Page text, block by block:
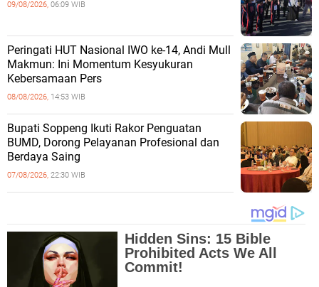
09/08/2026, 06:09 WIB
Peringati HUT Nasional IWO ke-14, Andi Mull
Makmun: Ini Momentum Kesyukuran
Kebersamaan Pers
08/08/2026, 14:53 WIB
Bupati Soppeng Ikuti Rakor Penguatan
BUMD, Dorong Pelayanan Profesional dan
Berdaya Saing
07/08/2026, 22:30 WIB